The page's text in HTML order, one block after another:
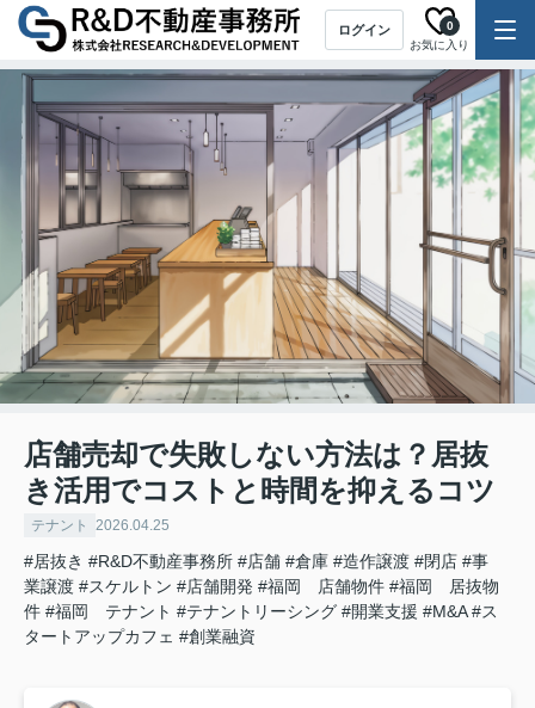
ログイン
お気に入り
0
店舗売却で失敗しない方法は？居抜
き活用でコストと時間を抑えるコツ
テナント 2026.04.25
#居抜き #R&D不動産事務所 #店舗 #倉庫 #造作譲渡 #閉店 #事
業譲渡 #スケルトン #店舗開発 #福岡 店舗物件 #福岡 居抜物
件 #福岡 テナント #テナントリーシング #開業支援 #M&A #ス
タートアップカフェ #創業融資